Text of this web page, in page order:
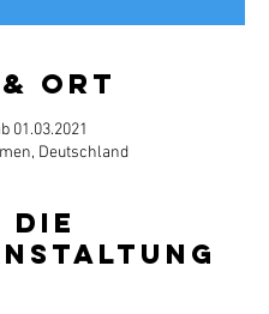
Ort
01.03.2021
Deutschland
die